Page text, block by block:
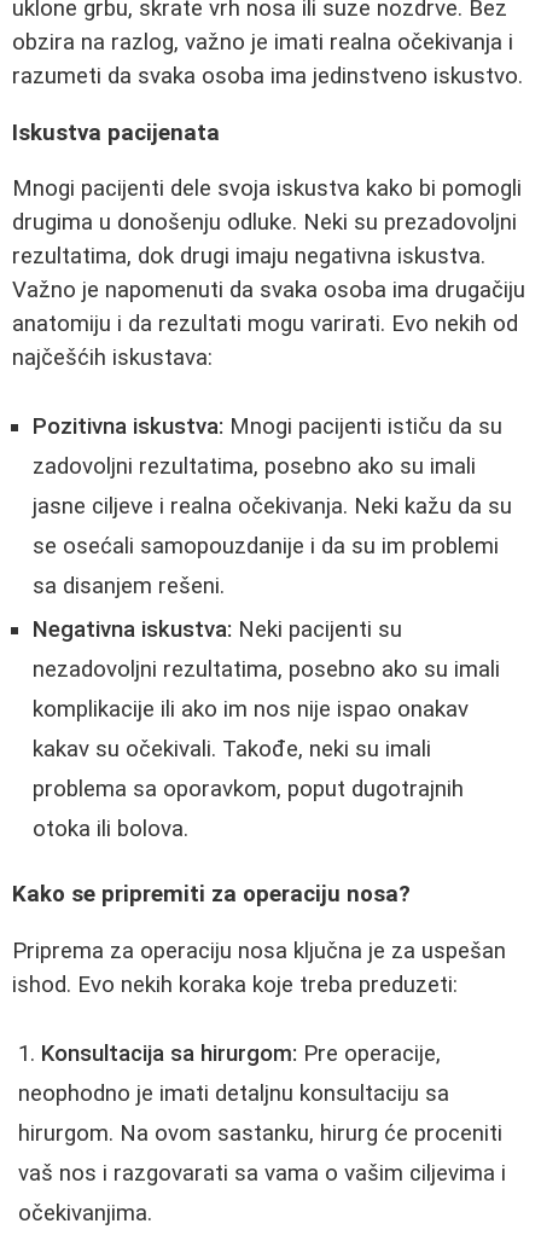
uklone grbu, skrate vrh nosa ili suze nozdrve. Bez
obzira na razlog, važno je imati realna očekivanja i
razumeti da svaka osoba ima jedinstveno iskustvo.
Iskustva pacijenata
Mnogi pacijenti dele svoja iskustva kako bi pomogli
drugima u donošenju odluke. Neki su prezadovoljni
rezultatima, dok drugi imaju negativna iskustva.
Važno je napomenuti da svaka osoba ima drugačiju
anatomiju i da rezultati mogu varirati. Evo nekih od
najčešćih iskustava:
Pozitivna iskustva: Mnogi pacijenti ističu da su
zadovoljni rezultatima, posebno ako su imali
jasne ciljeve i realna očekivanja. Neki kažu da su
se osećali samopouzdanije i da su im problemi
sa disanjem rešeni.
Negativna iskustva: Neki pacijenti su
nezadovoljni rezultatima, posebno ako su imali
komplikacije ili ako im nos nije ispao onakav
kakav su očekivali. Takođe, neki su imali
problema sa oporavkom, poput dugotrajnih
otoka ili bolova.
Kako se pripremiti za operaciju nosa?
Priprema za operaciju nosa ključna je za uspešan
ishod. Evo nekih koraka koje treba preduzeti:
Konsultacija sa hirurgom: Pre operacije,
neophodno je imati detaljnu konsultaciju sa
hirurgom. Na ovom sastanku, hirurg će proceniti
vaš nos i razgovarati sa vama o vašim ciljevima i
očekivanjima.